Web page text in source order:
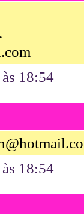
18:54
18:54